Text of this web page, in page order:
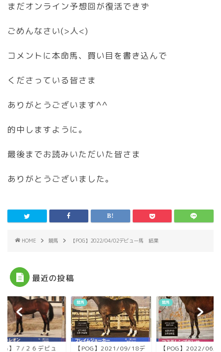
まだオンライン予想回が復活できず
ごめんなさい(>人<)
コメントに本命馬、買い目を書き込んで
くださっている皆さま
ありがとうございます^^
的中しますように。
最後までお読みいただいた皆さま
ありがとうございました。
HOME 競馬 【POG】2022/04/02デビュー馬 結果
最近の投稿
】７/２６デビュ
競馬
【POG】2021/09/18デ
競馬
【POG】2022/06/